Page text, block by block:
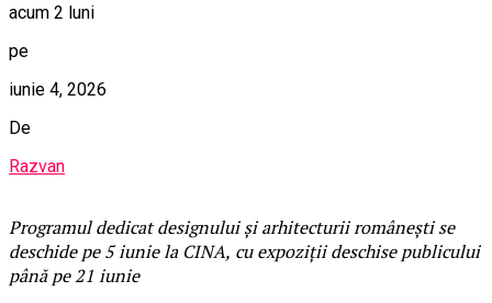
acum 2 luni
pe
iunie 4, 2026
De
Razvan
Programul dedicat designului și arhitecturii românești se
deschide pe 5 iunie la CINA, cu expoziții deschise publicului
până pe 21 iunie